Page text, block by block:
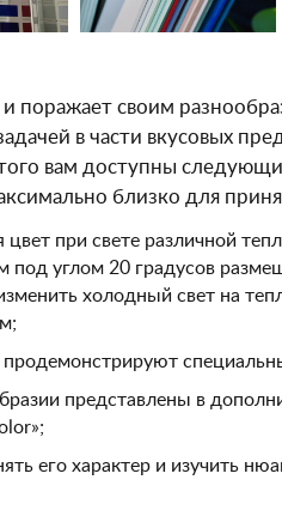
и поражает своим
в части вкусовых
вам доступны
близко для
цвет при свете различной
под углом 20 градусов
холодный свет на
продемонстрируют
представлены в
его характер и изучить